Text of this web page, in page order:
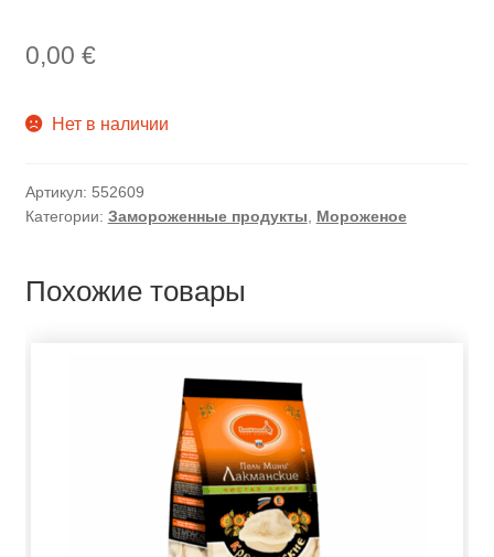
0,00 €
Нет в наличии
Артикул: 552609
Категории: Замороженные продукты Мороженое
Похожие товары